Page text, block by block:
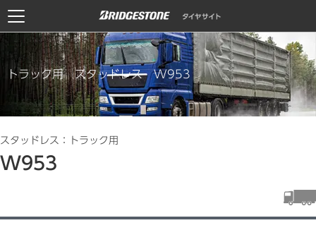
トラック用 スタッドレス W953
スタッドレス：トラック用
W953